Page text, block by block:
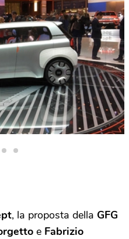
, la proposta della GFG
e Fabrizio